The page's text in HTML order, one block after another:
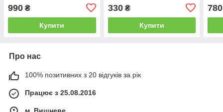
990 ₴
Купити
330₴
Купити
780
Про нас
100% позитивних з 20 відгуків за рік
Працює з 25.08.2016